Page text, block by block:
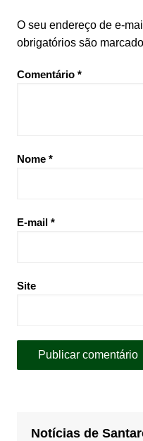
O seu endereço de e-
obrigatórios são
Comentário *
Nome *
E-mail *
Site
Notícias de